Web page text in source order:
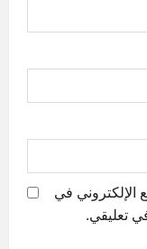
الإلكتروني في
تعليقي.